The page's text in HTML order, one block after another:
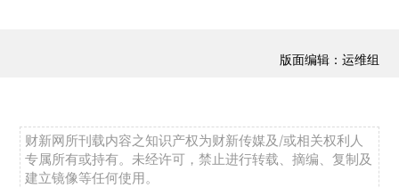
版面编辑：运维组
财新网所刊载内容之知识产权为财新传媒及/或相关权利人
专属所有或持有。未经许可，禁止进行转载、摘编、复制及
建立镜像等任何使用。